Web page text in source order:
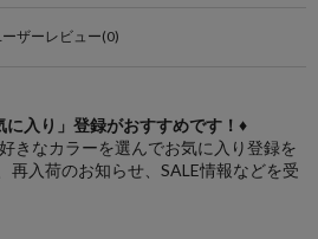
ザーレビュー(0)
入り」登録がおすすめです！♦
きなカラーを選んでお気に入り登録を
再入荷のお知らせ、SALE情報などを受